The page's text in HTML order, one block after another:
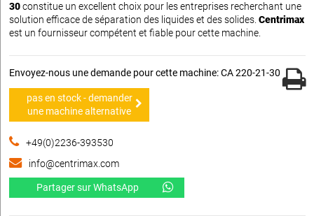
30constitue un excellent choix pour les entreprises recherchant une
solution efficace de séparation des liquides et des solides. Centrimax
est un fournisseur compétent et fiable pour cette machine.
Envoyez-nous une demande pour cette machine: CA 220-21-30
pas en stock - demander
une machine alternative
+49(0)2236-393530
info@centrimax.com
Partager sur WhatsApp